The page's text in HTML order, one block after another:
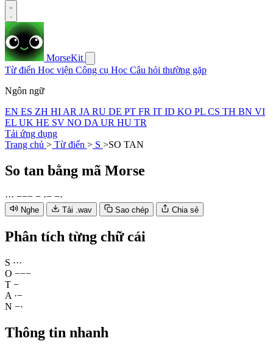
MorseKit
Từ điển Học viện Công cụ Học Câu hỏi thường gặp
Ngôn ngữ
EN ES ZH HI AR JA RU DE PT FR IT ID KO PL CS TH BN VI
EL UK HE SV NO DA UR HU TR
Tải ứng dụng
Trang chủ > Từ điển > S >SO TAN
So tan bằng mã Morse
··· −−− − ·− −·
Nghe Tải .wav Sao chép Chia sẻ
Phân tích từng chữ cái
S ···
O −−−
T −
A ·−
N −·
Thông tin nhanh